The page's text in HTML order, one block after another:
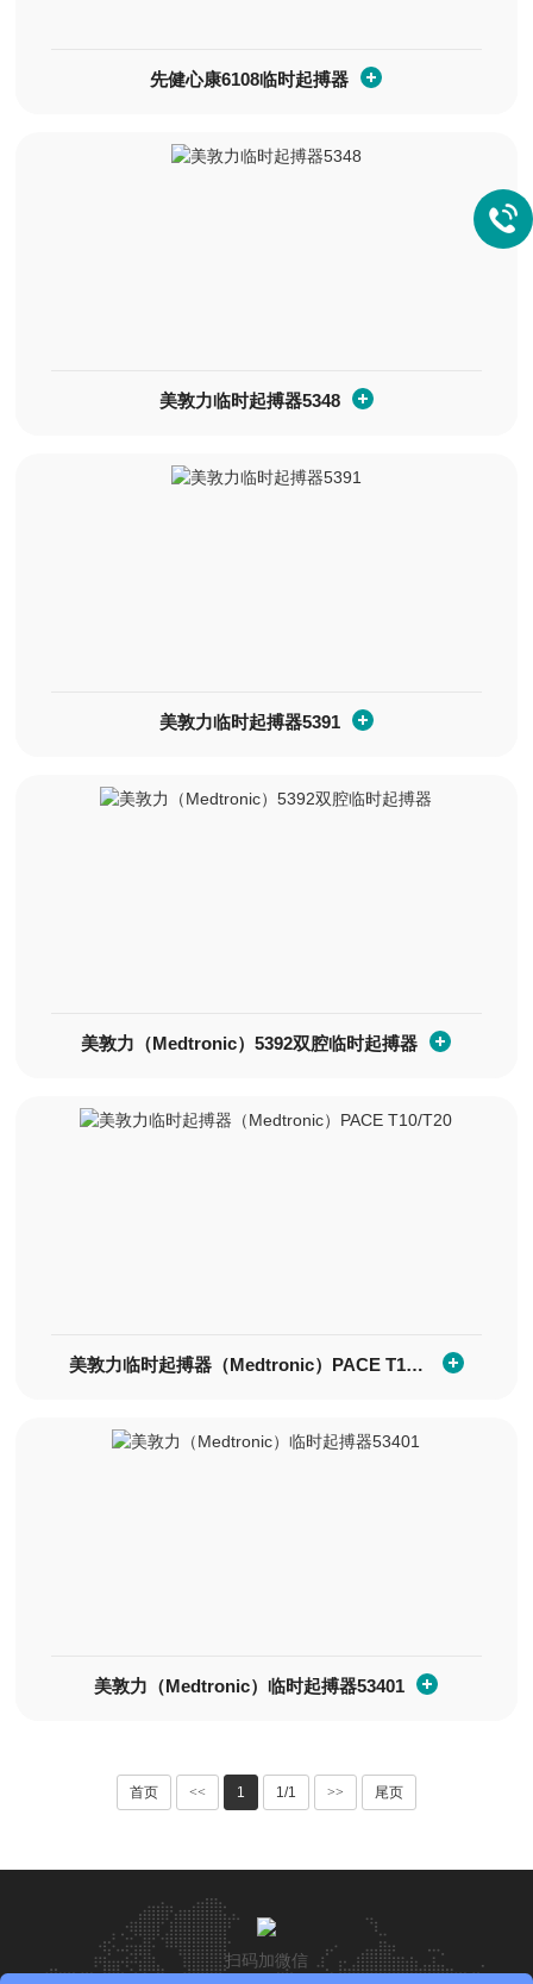
先健心康6108临时起搏器
美敦力临时起搏器5348
美敦力临时起搏器5391
美敦力（Medtronic）5392双腔临时起搏器
美敦力临时起搏器（Medtronic）PACE T10/T20
美敦力（Medtronic）临时起搏器53401
首页 << 1 1/1 >> 尾页
扫码加微信